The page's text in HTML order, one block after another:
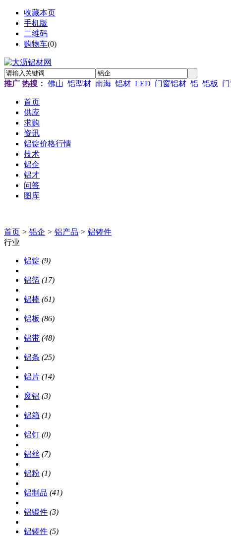
收藏本页
手机版
二维码
购物车(0)
推广 热搜： 佛山 铝型材 南海 铝材 LED 门窗铝材 铝 铝板
首页
供应
求购
资讯
铝锭价格行情
技术
铝企
铝才
问答
图库
首页 > 铝企 > 铝产品 > 铝铸件
行业
铝锭 (9)
铝箔 (17)
铝棒 (61)
铝板 (86)
铝带 (48)
铝条 (25)
铝片 (14)
废铝 (3)
铝箱 (1)
铝钉 (0)
铝丝 (7)
铝粉 (1)
铝制品 (41)
铝锻件 (3)
铝铸件 (5)